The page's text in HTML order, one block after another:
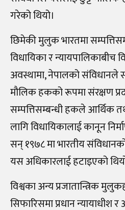
गरेको थियो।
छिमेकी मुलुक भारतमा
विधायिका र न्यायपालिकाबीच
अवस्थामा, नेपालको संविधानले
मौलिक हकको रूपमा संरक्षण
सम्पत्तिसम्बन्धी हकले आर्थिक
लागि विधायिकालाई कानून
सन् १९७८ मा भारतीय
यस अधिकारलाई हटाइएको
विश्वका अन्य प्रजातान्त्रिक
सिफारिसमा प्रधान न्यायाधीश